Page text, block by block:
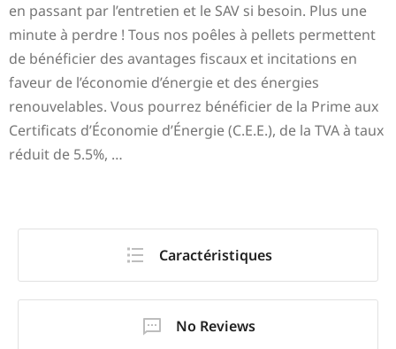
en passant par l’entretien et le SAV si besoin. Plus une
minute à perdre ! Tous nos poêles à pellets permettent
de bénéficier des avantages fiscaux et incitations en
faveur de l’économie d’énergie et des énergies
renouvelables. Vous pourrez bénéficier de la Prime aux
Certificats d’Économie d’Énergie (C.E.E.), de la TVA à taux
réduit de 5.5%, …
Caractéristiques
No Reviews